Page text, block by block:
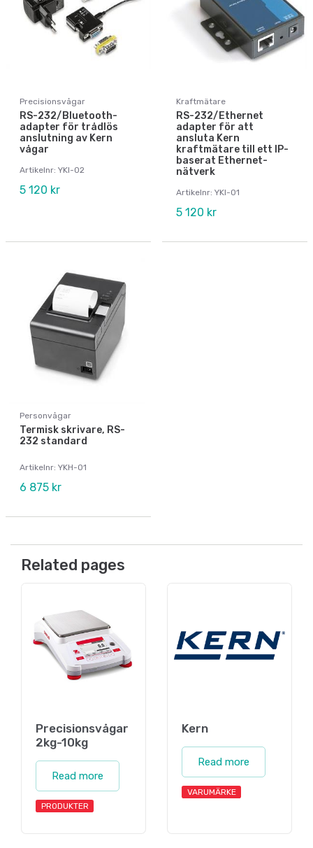
Precisionsvågar
RS-232/Bluetooth-
adapter för trådlös
anslutning av Kern
vågar
Artikelnr: YKI-02
5 120 kr
Kraftmätare
RS-232/Ethernet
adapter för att
ansluta Kern
kraftmätare till ett IP-
baserat Ethernet-
nätverk
Artikelnr: YKI-01
5 120 kr
Personvågar
Termisk skrivare, RS-
232 standard
Artikelnr: YKH-01
6 875 kr
Related pages
Precisionsvågar
2kg-10kg
Read more
PRODUKTER
Kern
Read more
VARUMÄRKE